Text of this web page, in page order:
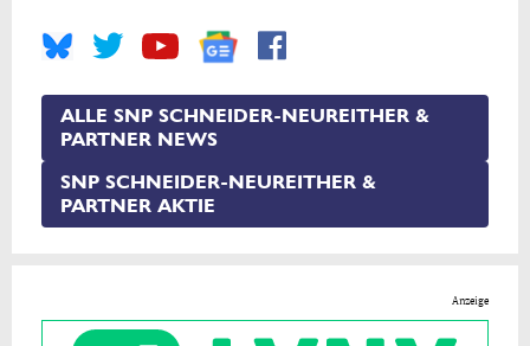
ALLE SNP SCHNEIDER-NEUREITHER &
PARTNER NEWS
SNP SCHNEIDER-NEUREITHER &
PARTNER AKTIE
Anzeige